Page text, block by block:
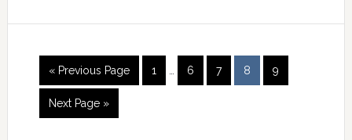
« Previous Page 1 6 7 8 9
Next Page »